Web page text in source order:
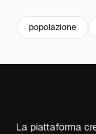
popolazione
La piattaforma